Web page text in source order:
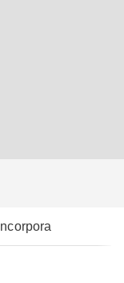
Incorpora